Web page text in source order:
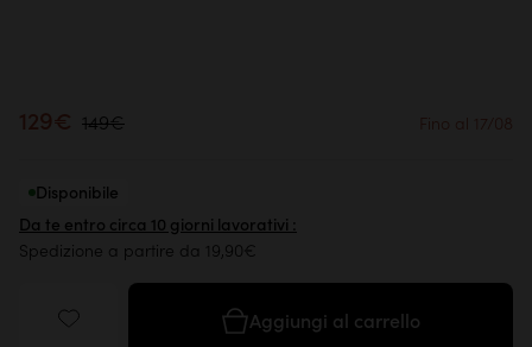
129€ 149€ Fino al 17/08
Aggiungi al carrello
Disponibile
Da te entro circa 10 giorni lavorativi :
Spedizione a partire da 19,90€